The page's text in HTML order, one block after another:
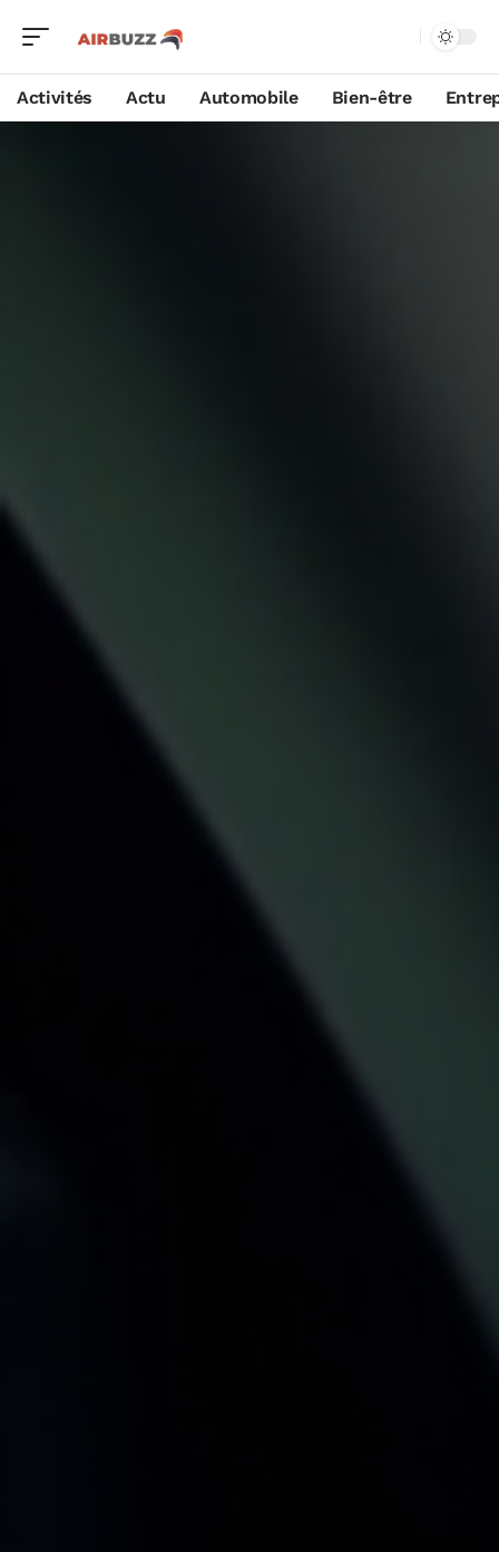
Activités Actu Automobile Bien-être